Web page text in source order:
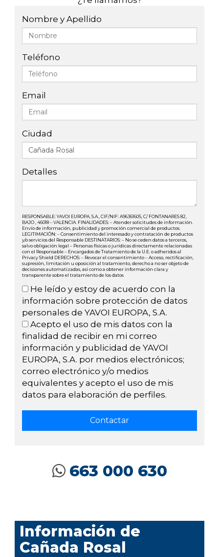
Nombre y Apellido
Teléfono
Email
Ciudad
Detalles
RESPONSABLE: YAVOI EUROPA, S.A., CIF/NIF: A96361605, C/ FONTANARES 82,
BAJO , 46018 – VALENCIA. FINALIDADES: – Atender solicitudes de información.
Envío de información, publicidad y promoción comercial de productos.
LEGITIMACIÓN: – Consentimiento del interesado y contratación de productos
y/o servicios del Responsable DESTINATARIOS: – No se ceden datos a terceros,
salvo obligación legal – Personas físicas o jurídicas directamente relacionadas
con el Responsable – Encargados de Tratamiento de la U.E. o adheridos al
Privacy Shield DERECHOS: – Revocar el consentimiento – Acceso, rectificación,
supresión, limitación u oposición al tratamiento, derecho a no ser objeto de
decisiones automatizadas, así como a obtener información clara y
transparente sobre el tratamiento de los datos
He leído y estoy de acuerdo con la
información sobre protección de datos
personales de YAVOI EUROPA, S.A.
Acepto el uso de mis datos con la
finalidad de recibir en mi correo
información y publicidad de YAVOI
EUROPA, S.A. por medios electrónicos;
correo electrónico y/o medios
equivalentes y acepto el uso de mis
datos para elaboración de perfiles.
663 000 630
Información de
Cañada Rosal